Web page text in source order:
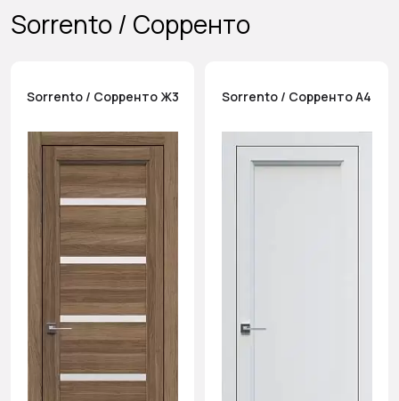
Sorrento / Сорренто
Sorrento / Сорренто Ж3 Sorrento / Сорренто А4